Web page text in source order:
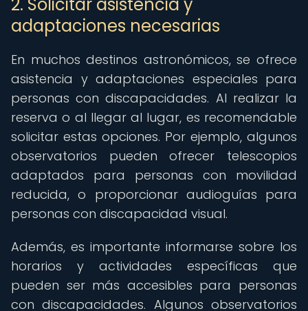
adaptaciones necesarias
En muchos destinos astronómicos, se ofrece
asistencia y adaptaciones especiales para
personas con discapacidades. Al realizar la
reserva o al llegar al lugar, es recomendable
solicitar estas opciones. Por ejemplo, algunos
observatorios pueden ofrecer telescopios
adaptados para personas con movilidad
reducida, o proporcionar audioguías para
personas con discapacidad visual.
Además, es importante informarse sobre los
horarios y actividades específicas que
pueden ser más accesibles para personas
con discapacidades. Algunos observatorios